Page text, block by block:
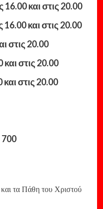
16.00 και στις 20.00
και στις 20.00
στις 20.00
στις 20.00
στις 20.00
τα Πάθη του Χριστού